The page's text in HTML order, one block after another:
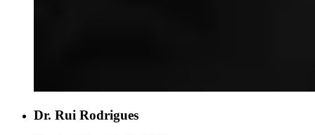
Dr. Rui Rodrigues